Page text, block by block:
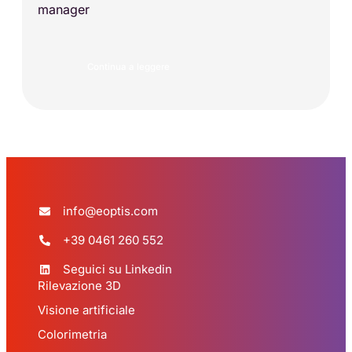
manager
info@eoptis.com
+39 0461 260 552
Seguici su Linkedin
Rilevazione 3D
Visione artificiale
Colorimetria